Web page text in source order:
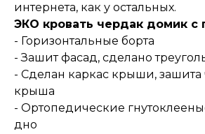
интернета, как у остальных.
ЭКО кровать чердак домик с
- Горизонтальные борта
- Зашит фасад, сделано
- Сделан каркас крыши, зашита
крыша
- Ортопедические
дно